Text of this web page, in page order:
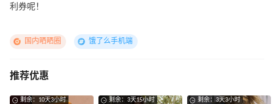
利券呢！
国内晒晒圈 饿了么手机端
推荐优惠
剩余：10天3小时 剩余：3天15小时 剩余：3天3小时